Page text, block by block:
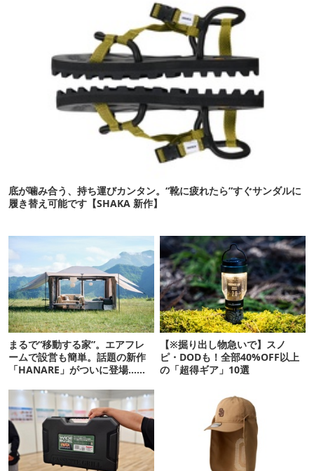
底が噛み合う、持ち運びカンタン。“靴に疲れたら”すぐサンダルに
履き替え可能です【SHAKA 新作】
まるで“移動する家”。エアフレ
ームで設営も簡単。話題の新作
「HANARE」がついに登場…！
【※掘り出し物急いで】スノ
ピ・DODも！全部40%OFF以上
の「超得ギア」10選